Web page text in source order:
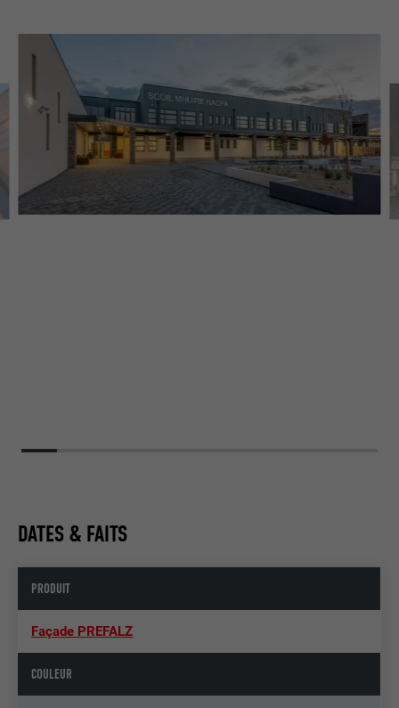
DATES & FAITS
PRODUIT
Façade PREFALZ
COULEUR